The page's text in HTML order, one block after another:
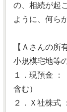
の、相続が起
ように、何ら
【Ａさんの所
小規模宅地等
１．現預金 ：
含む）
２．Ｘ社株式